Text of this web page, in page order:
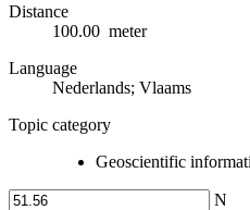
Distance
100.00 meter
Language
Nederlands; Vlaams
Topic category
Geoscientific
N